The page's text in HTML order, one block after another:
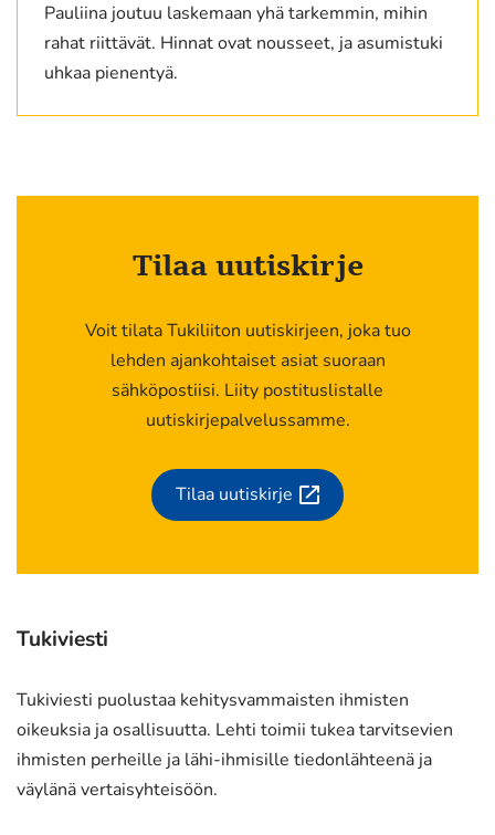
Pauliina joutuu laskemaan yhä tarkemmin, mihin
rahat riittävät. Hinnat ovat nousseet, ja asumistuki
uhkaa pienentyä.
Tilaa uutiskirje
Voit tilata Tukiliiton uutiskirjeen, joka tuo
lehden ajankohtaiset asiat suoraan
sähköpostiisi. Liity postituslistalle
uutiskirjepalvelussamme.
Tilaa uutiskirje
(siirryt
Tukiviesti
Tukiviesti puolustaa kehitysvammaisten ihmisten
oikeuksia ja osallisuutta. Lehti toimii tukea tarvitsevien
ihmisten perheille ja lähi-ihmisille tiedonlähteenä ja
väylänä vertaisyhteisöön.